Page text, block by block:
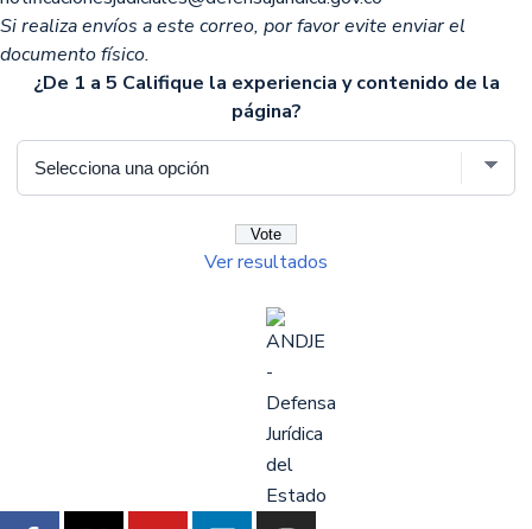
Si realiza envíos a este correo, por favor evite enviar el
documento físico.
¿De 1 a 5 Califique la experiencia y contenido de la
página?
Ver resultados